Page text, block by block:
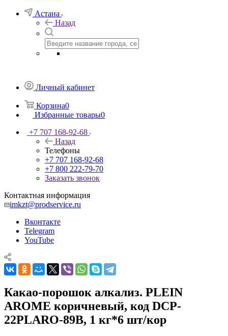
Астана
Назад
Личный кабинет
Корзина0
Избранные товары0
+7 707 168-92-68
Назад
Телефоны
+7 707 168-92-68
+7 800 222-79-70
Заказать звонок
Контактная информация
imkzt@prodservice.ru
Вконтакте
Telegram
YouTube
Какао-порошок алкализ. PLЕIN
AROME коричневый, код DCP-
22PLARO-89B, 1 кг*6 шт/кор